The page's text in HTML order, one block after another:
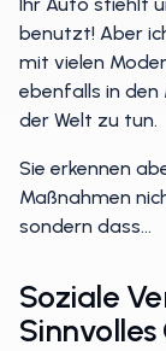
benutzt! Aber
mit vielen
ebenfalls in den
der Welt zu tun.
Sie erkennen
Maßnahmen
sondern dass...
Soziale